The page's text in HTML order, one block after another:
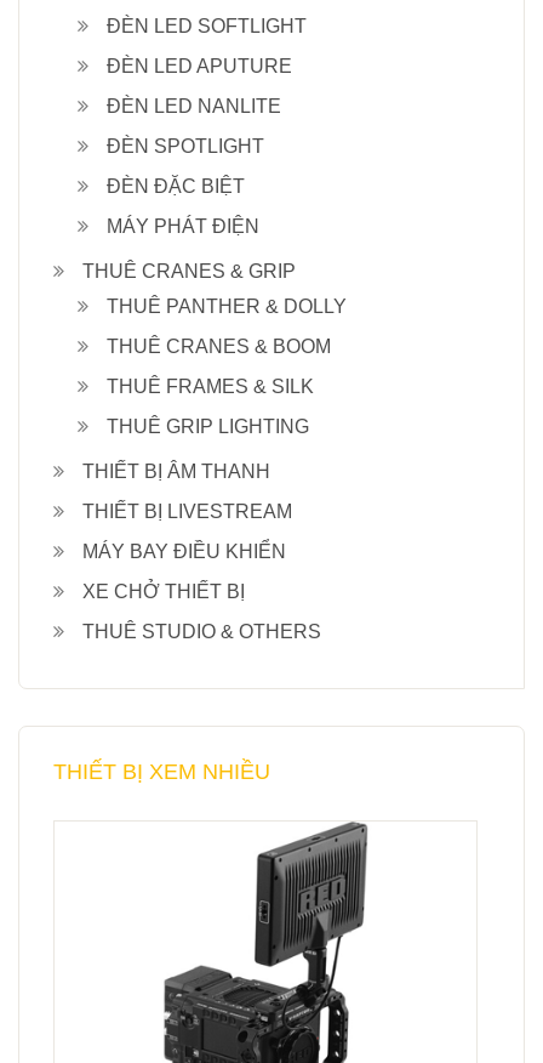
ĐÈN LED SOFTLIGHT
ĐÈN LED APUTURE
ĐÈN LED NANLITE
ĐÈN SPOTLIGHT
ĐÈN ĐẶC BIỆT
MÁY PHÁT ĐIỆN
THUÊ CRANES & GRIP
THUÊ PANTHER & DOLLY
THUÊ CRANES & BOOM
THUÊ FRAMES & SILK
THUÊ GRIP LIGHTING
THIẾT BỊ ÂM THANH
THIẾT BỊ LIVESTREAM
MÁY BAY ĐIỀU KHIỂN
XE CHỞ THIẾT BỊ
THUÊ STUDIO & OTHERS
THIẾT BỊ XEM NHIỀU